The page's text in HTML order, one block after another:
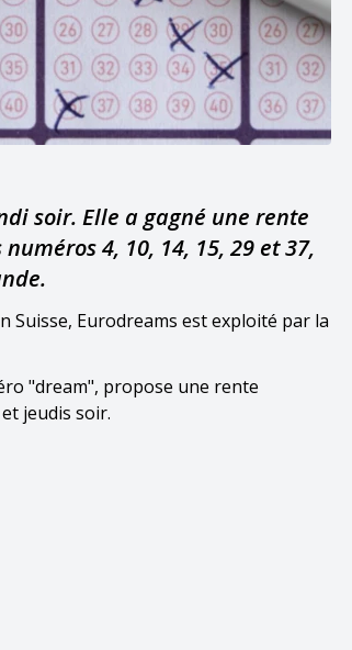
soir. Elle a gagné une rente
4, 10, 14, 15, 29 et 37,
Suisse, Eurodreams est exploité par la
"dream", propose une rente
jeudis soir.